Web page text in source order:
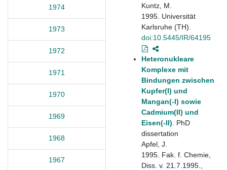
1974
1973
1972
1971
1970
1969
1968
1967
Kuntz, M.
1995. Universität
Karlsruhe (TH).
doi:10.5445/IR/64195
Heteronukleare
Komplexe mit
Bindungen zwischen
Kupfer(I) und
Mangan(-I) sowie
Cadmium(II) und
Eisen(-II) . PhD
dissertation
Apfel, J.
1995. Fak. f. Chemie,
Diss. v. 21.7.1995.,